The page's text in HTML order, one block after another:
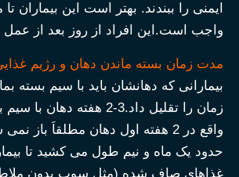
ایمنی را ببندند. بهتر است این
واجب است.این افراد از روز بعد از عمل
مدت زمان بسته ماندن دهان و رژیم
زمان را تقلیل داد.3-
واقع در 2 هفته اول دهان مطلقاَ
حدود یک ماه و نیم طول می كشيد تا
غذاهای صاف شده (مثل سوپ بدون